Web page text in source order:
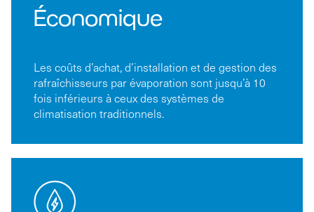
Économique
Les coûts d’achat, d’installation et de gestion des
rafraîchisseurs par évaporation sont jusqu’à 10
fois inférieurs à ceux des systèmes de
climatisation traditionnels.